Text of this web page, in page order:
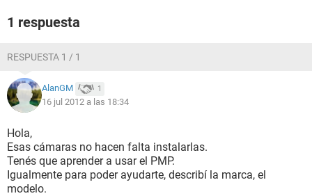
1 respuesta
RESPUESTA 1 / 1
AlanGM 1
16 jul 2012 a las 18:34
Hola,
Esas cámaras no hacen falta instalarlas.
Tenés que aprender a usar el PMP.
Igualmente para poder ayudarte, describí la marca, el
modelo.